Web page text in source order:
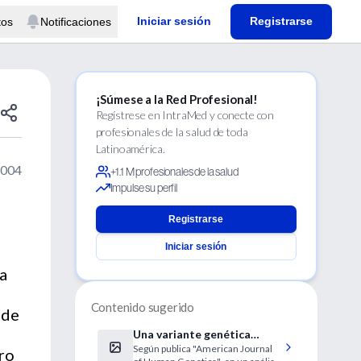
Notificaciones Iniciar sesión Registrarse
¡Súmese a la Red Profesional!
Regístrese en IntraMed y conecte con
profesionales de la salud de toda
Latinoamérica.
+1.1 M profesionales de la salud
Impulse su perfil
Registrarse
Iniciar sesión
Contenido sugerido
Una variante genética
permite a las mujeres
Según publica "American Journal